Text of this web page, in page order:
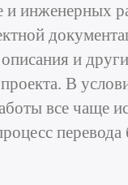
и инженерных
и
В
все чаще